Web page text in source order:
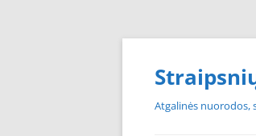
Skip
Atgalinės nuorodos,